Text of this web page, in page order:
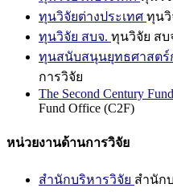
ทุนวิจัยต่างประเทศ ทุนวิ
ทุนวิจัย สบจ. ทุนวิจัย สบ
ทุนสนับสนุนยุทธศาสตร์
การวิจัย
The Second Century
Fund Office (C2F)
หน่วยงานด้านการวิจัย
สำนักบริหารวิจัย สำนัก